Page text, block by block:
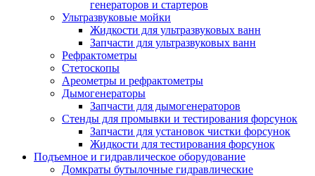
генераторов и стартеров
Ультразвуковые мойки
Жидкости для ультразвуковых ванн
Запчасти для ультразвуковых ванн
Рефрактометры
Стетоскопы
Ареометры и рефрактометры
Дымогенераторы
Запчасти для дымогенераторов
Стенды для промывки и тестирования форсунок
Запчасти для установок чистки форсунок
Жидкости для тестирования форсунок
Подъемное и гидравлическое оборудование
Домкраты бутылочные гидравлические